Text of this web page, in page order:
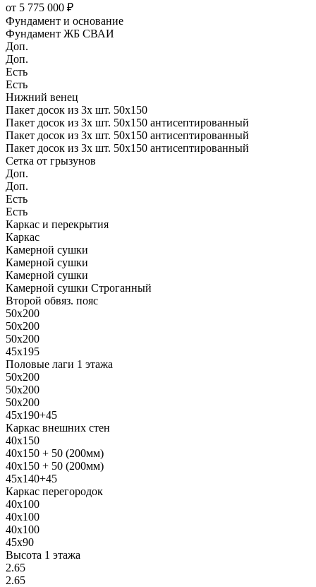
от 5 775 000 ₽
Фундамент и основание
Фундамент ЖБ СВАИ
Доп.
Доп.
Есть
Есть
Нижний венец
Пакет досок из 3х шт. 50х150
Пакет досок из 3х шт. 50х150 антисептированный
Пакет досок из 3х шт. 50х150 антисептированный
Пакет досок из 3х шт. 50х150 антисептированный
Сетка от грызунов
Доп.
Доп.
Есть
Есть
Каркас и перекрытия
Каркас
Камерной сушки
Камерной сушки
Камерной сушки
Камерной сушки Строганный
Второй обвяз. пояс
50х200
50х200
50х200
45х195
Половые лаги 1 этажа
50х200
50х200
50х200
45х190+45
Каркас внешних стен
40х150
40х150 + 50 (200мм)
40х150 + 50 (200мм)
45х140+45
Каркас перегородок
40х100
40х100
40х100
45х90
Высота 1 этажа
2.65
2.65